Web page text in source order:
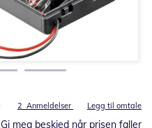
2 Anmeldelser Legg til omtale
Gi meg beskjed når prisen faller